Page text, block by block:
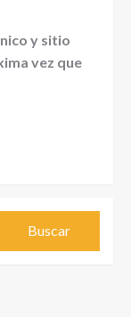
y sitio
vez que